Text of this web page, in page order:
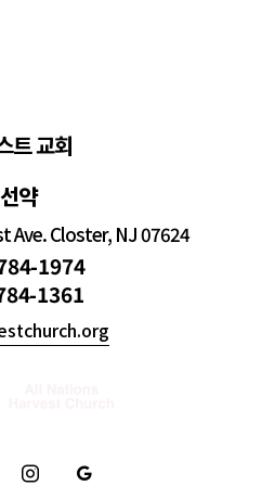
트 교회
약
Ave. Closter, NJ 07624
1974
1361